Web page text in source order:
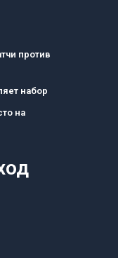
против
набор
на